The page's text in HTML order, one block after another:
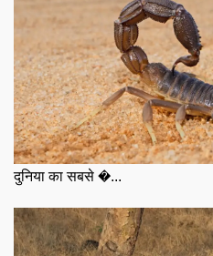
दुनिया का सबसे �...